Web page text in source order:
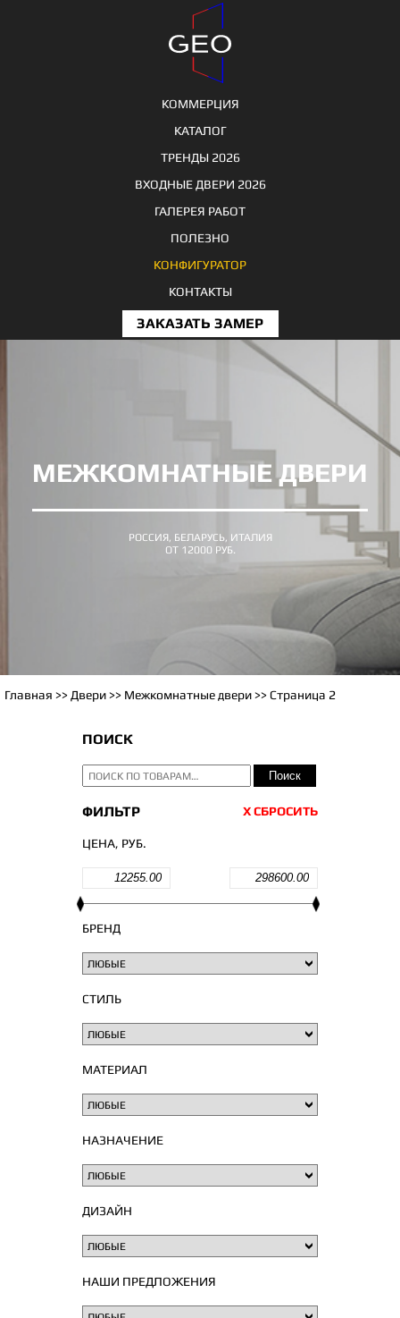
КОММЕРЦИЯ
КАТАЛОГ
ТРЕНДЫ 2026
ВХОДНЫЕ ДВЕРИ 2026
ГАЛЕРЕЯ РАБОТ
ПОЛЕЗНО
КОНФИГУРАТОР
КОНТАКТЫ
ЗАКАЗАТЬ ЗАМЕР
МЕЖКОМНАТНЫЕ ДВЕРИ
РОССИЯ, БЕЛАРУСЬ, ИТАЛИЯ
ОТ 12000 РУБ.
Главная >> Двери>> Межкомнатные двери >> Страница 2
ПОИСК
ИСКАТЬ: Поиск
ФИЛЬТР Х СБРОСИТЬ
ЦЕНА, РУБ.
БРЕНД
СТИЛЬ
МАТЕРИАЛ
НАЗНАЧЕНИЕ
ДИЗАЙН
НАШИ ПРЕДЛОЖЕНИЯ